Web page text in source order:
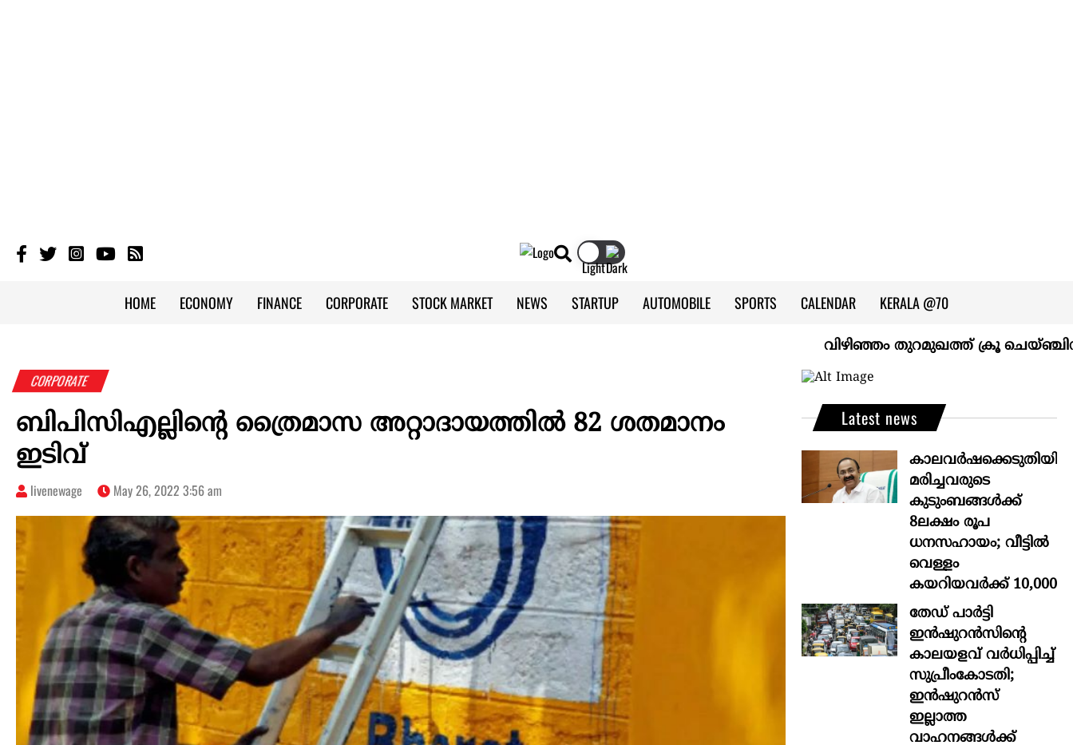
HOME ECONOMY FINANCE CORPORATE STOCK MARKET NEWS STARTUP AUTOMOBILE SPORTS CALENDAR KERALA @70
വിഴിഞ്ഞം തുറമുഖത്ത് ക്രൂ
CORPORATE
ബിപിസിഎല്ലിന്റെ ത്രൈമാസ അറ്റാദായത്തിൽ 82 ശതമാനം
ഇടിവ്
livenewage May 26, 2022 3:56 am
Latest news
കാലവർഷക്കെടുതിയിൽ
മരിച്ചവരുടെ
കുടുംബങ്ങൾക്ക്
8ലക്ഷം രൂപ
ധനസഹായം; വീട്ടിൽ
വെള്ളം
കയറിയവർക്ക് 10,000
തേഡ് പാർട്ടി
ഇൻഷുറൻസിന്റെ
കാലയളവ് വർധിപ്പിച്ച്
സുപ്രീംകോടതി;
ഇൻഷുറൻസ്
ഇല്ലാത്ത
വാഹനങ്ങൾക്ക്